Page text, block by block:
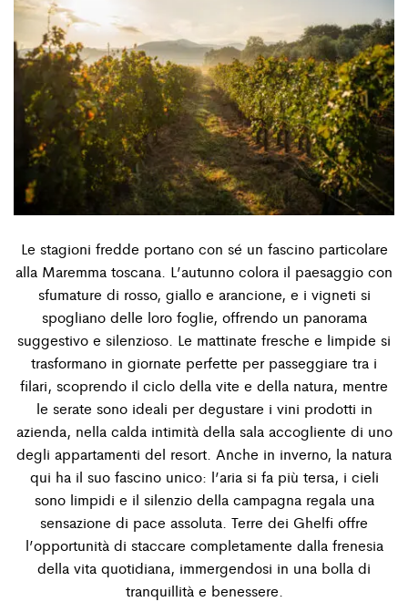
Le stagioni fredde portano con sé un fascino particolare
alla Maremma toscana. L’autunno colora il paesaggio con
sfumature di rosso, giallo e arancione, e i vigneti si
spogliano delle loro foglie, offrendo un panorama
suggestivo e silenzioso. Le mattinate fresche e limpide si
trasformano in giornate perfette per passeggiare tra i
ﬁlari, scoprendo il ciclo della vite e della natura, mentre
le serate sono ideali per degustare i vini prodotti in
azienda, nella calda intimità della sala accogliente di uno
degli appartamenti del resort. Anche in inverno, la natura
qui ha il suo fascino unico: l’aria si fa più tersa, i cieli
sono limpidi e il silenzio della campagna regala una
sensazione di pace assoluta. Terre dei Ghelﬁ offre
l’opportunità di staccare completamente dalla frenesia
della vita quotidiana, immergendosi in una bolla di
tranquillità e benessere.